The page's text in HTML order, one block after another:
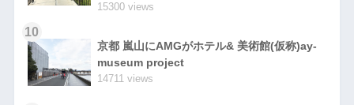
15300 views
10
京都 嵐山にAMGがホテル& 美術館(仮称)ay-
museum project
14711 views